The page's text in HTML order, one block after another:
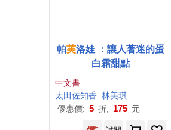
帕芙洛娃 ：讓人著迷的蛋
白霜甜點
中文書
太田佐知香 林美琪
優惠價: 5 折, 175 元